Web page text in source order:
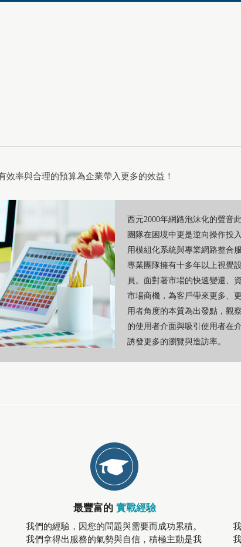
率與合理的預算為企業帶入更多的效益！
西元2000年網路泡沫化的聲音
團隊在困境中更是逆向操作投
用模組化系統與專業網路整合
專業團隊擁有十多年以上視覺
員。面對著市場的快速變遷、
市場商機，為客戶帶來更多、
用者角度的本質為出發點，觀
的使用者介面與吸引使用者在
誘發更多的瀏覽與造訪率。
最豐富的 實戰經驗
我們的經驗，因您的問題與需要而成功累積。
我們拿得出服務的氣勢與自信，積極主動是我